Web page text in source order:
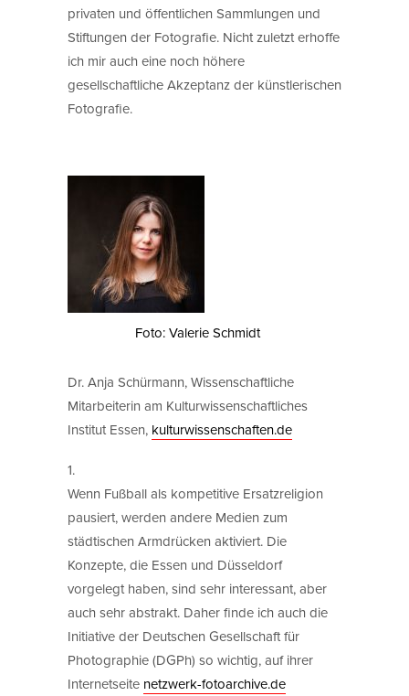
privaten und öffentlichen Sammlungen und
Stiftungen der Fotografie. Nicht zuletzt erhoffe
ich mir auch eine noch höhere
gesellschaftliche Akzeptanz der künstlerischen
Fotografie.
Foto: Valerie Schmidt
Dr. Anja Schürmann, Wissenschaftliche
Mitarbeiterin am Kulturwissenschaftliches
Institut Essen, kulturwissenschaften.de
1.
Wenn Fußball als kompetitive Ersatzreligion
pausiert, werden andere Medien zum
städtischen Armdrücken aktiviert. Die
Konzepte, die Essen und Düsseldorf
vorgelegt haben, sind sehr interessant, aber
auch sehr abstrakt. Daher finde ich auch die
Initiative der Deutschen Gesellschaft für
Photographie (DGPh) so wichtig, auf ihrer
Internetseite netzwerk-fotoarchive.de